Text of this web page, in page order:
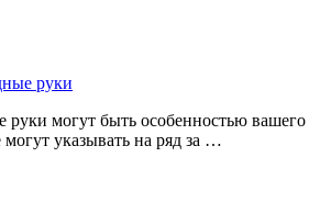
руки
руки могут быть особенностью вашего
указывать на ряд за …